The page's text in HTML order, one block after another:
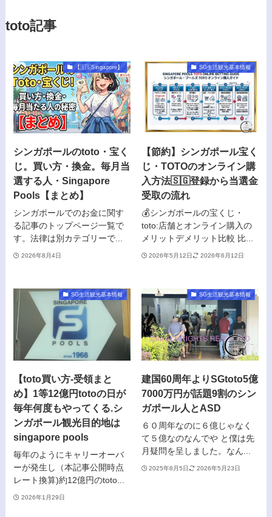
toto記事
【🇸🇬Singapore】
シンガポールのtoto・宝く
じ。買い方・換金。毎月当
選する人・Singapore
Pools【まとめ】
シンガポールでのお金に関す
る記事のトップページ一覧で
す。法律は別カテゴリーで...
2026年8月4日
SG生活観光基本情報
【節約】シンガポール宝く
じ・TOTOのオンライン購
入方法🇸🇬登録から当選金
受取の流れ
💰シンガポールの宝くじ・
toto:店舗とオンライン購入の
メリットデメリット比較 比...
2026年5月12日 2026年6月12日
SG生活観光基本情報
【toto買い方-受領まと
め】1等12億円totoの日が
毎年何度もやってくる.シ
ンガポール観光目的地は
singapore pools
毎年のようにキャリーオーバ
ーが発生し（本記事公開時点
レート換算)約12億円のtoto...
2026年1月29日
SG生活観光基本情報
建国60周年よりSGtoto5億
7000万円が話題9割のシン
ガポール人とASD
６０周年なのに６億じゃなく
て５億なのなんでや と僕は先
月疑問を呈しました。なん...
2025年8月5日 2026年5月23日